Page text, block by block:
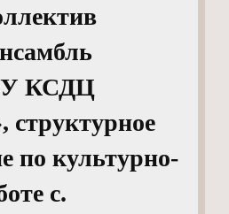
КСДЦ
структурное
по культурно-
с.